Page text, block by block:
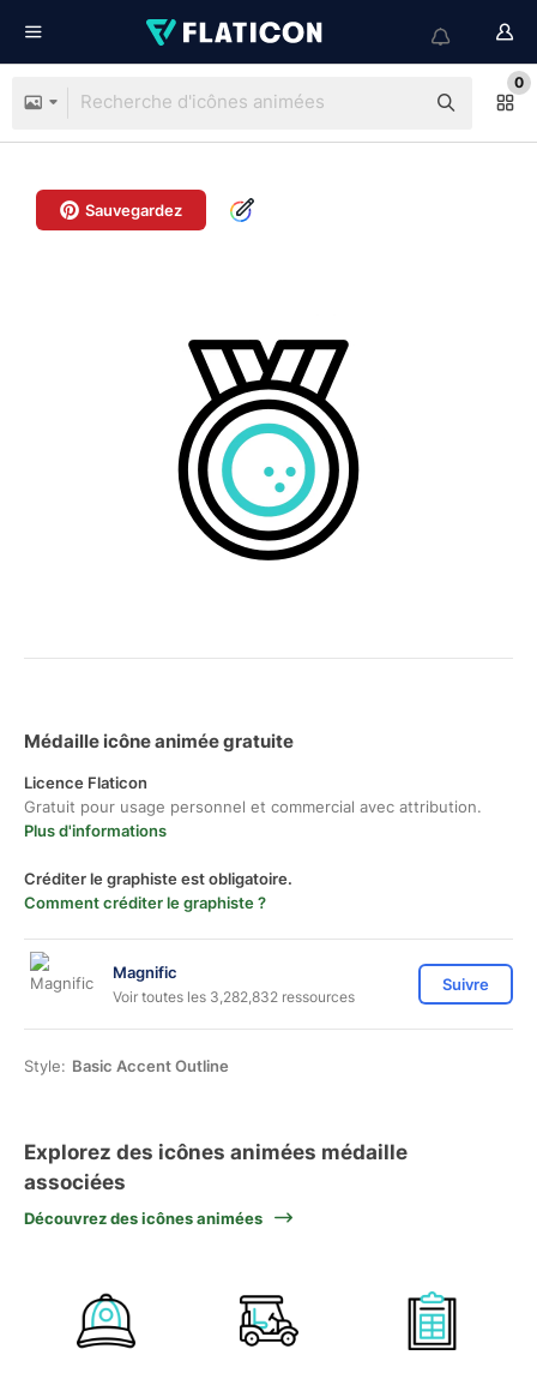
0
Sauvegardez
Médaille icône animée gratuite
Licence Flaticon
Gratuit pour usage personnel et commercial avec attribution.
Plus d'informations
Créditer le graphiste est obligatoire.
Comment créditer le graphiste ?
Magnific
Voir toutes les 3,282,832 ressources
Suivre
Style: Basic Accent Outline
Explorez des icônes animées médaille
associées
Découvrez des icônes animées